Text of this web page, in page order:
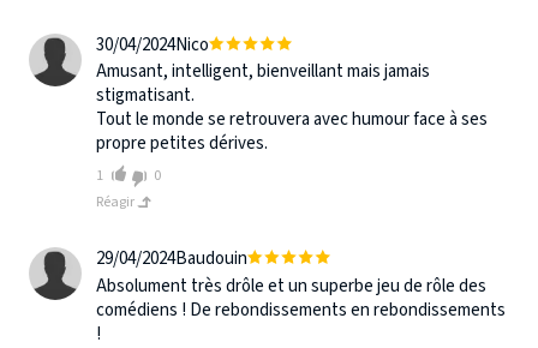
30/04/2024Nico
Amusant, intelligent, bienveillant mais jamais
stigmatisant.
Tout le monde se retrouvera avec humour face à ses
propre petites dérives.
1
0
Réagir
29/04/2024Baudouin
Absolument très drôle et un superbe jeu de rôle des
comédiens ! De rebondissements en rebondissements
!